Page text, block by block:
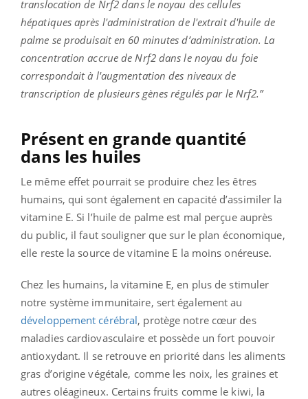
translocation de Nrf2 dans le noyau des cellules
hépatiques après l'administration de l'extrait d'huile de
palme se produisait en 60 minutes d’administration. La
concentration accrue de Nrf2 dans le noyau du foie
correspondait à l'augmentation des niveaux de
transcription de plusieurs gènes régulés par le Nrf2.”
Présent en grande quantité
dans les huiles
Le même effet pourrait se produire chez les êtres
humains, qui sont également en capacité d’assimiler la
vitamine E. Si l’huile de palme est mal perçue auprès
du public, il faut souligner que sur le plan économique,
elle reste la source de vitamine E la moins onéreuse.
Chez les humains, la vitamine E, en plus de stimuler
notre système immunitaire, sert également au
développement cérébral, protège notre cœur des
maladies cardiovasculaire et possède un fort pouvoir
antioxydant. Il se retrouve en priorité dans les aliments
gras d’origine végétale, comme les noix, les graines et
autres oléagineux. Certains fruits comme le kiwi, la